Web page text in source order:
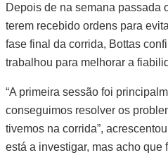
Depois de na semana passada
terem recebido ordens para
fase final da corrida, Bottas
trabalhou para melhorar a
“A primeira sessão foi
conseguimos resolver os
tivemos na corrida”,
está a investigar, mas acho que